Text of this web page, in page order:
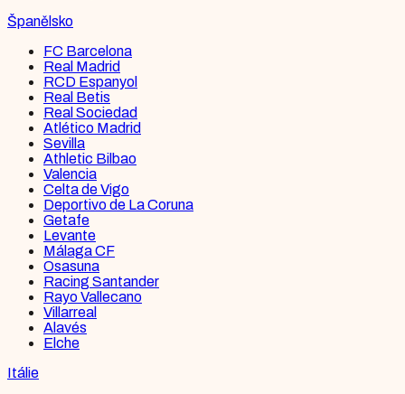
Španělsko
FC Barcelona
Real Madrid
RCD Espanyol
Real Betis
Real Sociedad
Atlético Madrid
Sevilla
Athletic Bilbao
Valencia
Celta de Vigo
Deportivo de La Coruna
Getafe
Levante
Málaga CF
Osasuna
Racing Santander
Rayo Vallecano
Villarreal
Alavés
Elche
Itálie